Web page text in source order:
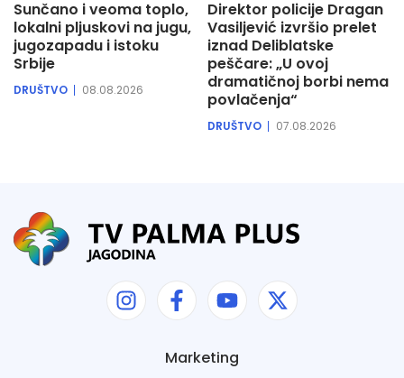
Sunčano i veoma toplo,
lokalni pljuskovi na jugu,
jugozapadu i istoku
Srbije
DRUŠTVO 08.08.2026
Direktor policije Dragan
Vasiljević izvršio prelet
iznad Deliblatske
peščare: „U ovoj
dramatičnoj borbi nema
povlačenja“
DRUŠTVO 07.08.2026
Marketing